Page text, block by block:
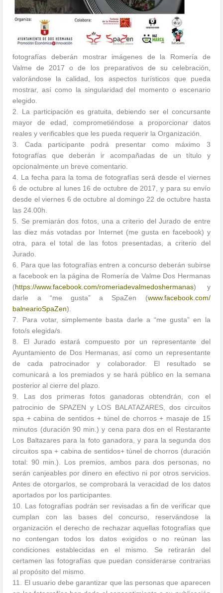
fotografías deberán mostrar imágenes de la Romería de
Valme de 2017 o de los preparativos de su celebración,
valorándose la calidad, los aspectos turísticos que pueda
mostrar, así como la singularidad del momento o escenario
elegido.
2. La participación es gratuita, debiendo ser el concursante
mayor de edad, comprometiéndose a proporcionar datos
reales y verificables que les pueda requerir la Organización.
3. Cada participante podrá presentar como máximo 3
fotografías que deberán ir acompañadas de un título y
opcionalmente un breve comentario.
4. La fecha para la toma de fotografías será desde el viernes
6 de octubre al lunes 16 de octubre de 2017, y para su envío
desde el viernes 6 de octubre al domingo 22 de octubre hasta
las 24.00h.
5. Se premiarán dos fotos, una a criterio del Jurado de entre
las diez más votadas por Internet (me gusta en facebook) y
otra, para el total de las fotos presentadas, a criterio del
Jurado.
6. Para que las fotografías entren a concurso deberán subirse
a facebook en la página de Romería de Valme Dos Hermanas
(https://www.facebook.com/romeriadevalmedoshermanas) y
darle a “me gusta” a SpaZen (www.facebook.com/
balnearioSpaZen).
7. Para votar, simplemente basta darle a “me gusta” en la
foto/s elegida/s.
8. El Jurado estará compuesto por un representante del
Ayuntamiento de Dos Hermanas, así como un representante
de cada patrocinador y colaborador. El resultado se
comunicará a los premiados y se hará público en la semana
posterior al cierre del plazo.
9. Las dos primeras fotos ganadoras obtendrán, con el
patrocinio de SPAZEN y LOS BALATAZARES, dos circuitos
spa + cabina de sentidos + túnel de chorros + masaje de 15
minutos (duración 90 min.) y cena para dos en el Restarante
Los Baltazares para la foto ganadora, y para la segunda dos
circuitos spa + cabina de sentidos+ túnel de chorros (duración
total: 90 min.). Los premios, ambos para dos personas, no
serán canjeables por dinero en efectivo ni por otros servicios.
Antes de otorgarlos, se comprobará la veracidad de los datos
aportados por los participantes.
10. Las fotografías podrán ser revisadas a fin de verificar que
cumplan con las bases del concurso, reservándose la
organización el derecho de rechazar aquellas fotografías que
no contengan todos los datos exigidos o no reúnan las
condiciones establecidas en el mismo. Se retirarán del
certamen las fotografías que puedan considerarse contrarias
al propósito del mismo.
11. El usuario debe garantizar que las personas que aparecen